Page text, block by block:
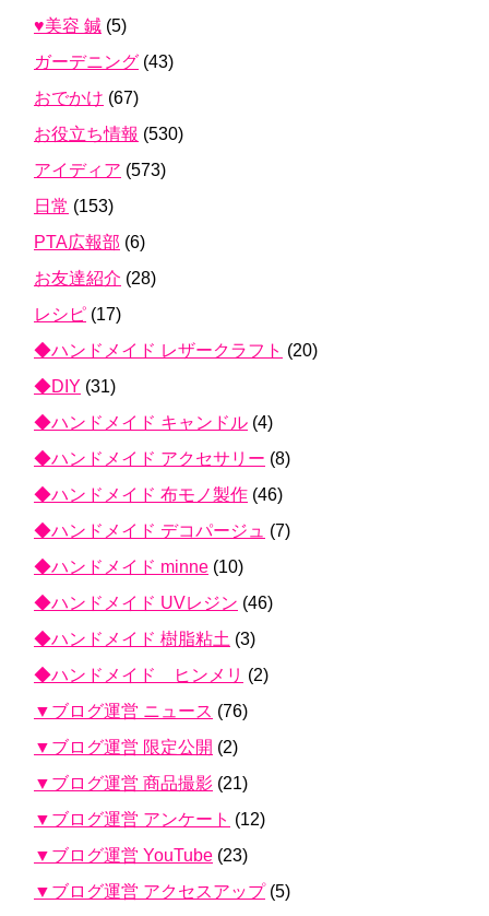
♥美容 鍼 (5)
ガーデニング (43)
おでかけ (67)
お役立ち情報 (530)
アイディア (573)
日常 (153)
PTA広報部 (6)
お友達紹介 (28)
レシピ (17)
◆ハンドメイド レザークラフト (20)
◆DIY (31)
◆ハンドメイド キャンドル (4)
◆ハンドメイド アクセサリー (8)
◆ハンドメイド 布モノ製作 (46)
◆ハンドメイド デコパージュ (7)
◆ハンドメイド minne (10)
◆ハンドメイド UVレジン (46)
◆ハンドメイド 樹脂粘土 (3)
◆ハンドメイド ヒンメリ (2)
▼ブログ運営 ニュース (76)
▼ブログ運営 限定公開 (2)
▼ブログ運営 商品撮影 (21)
▼ブログ運営 アンケート (12)
▼ブログ運営 YouTube (23)
▼ブログ運営 アクセスアップ(5)